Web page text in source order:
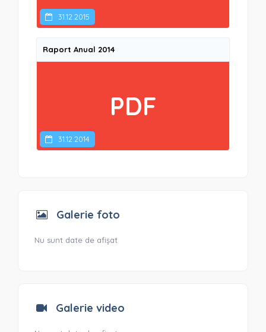
31.12.2015
Raport Anual 2014
PDF
31.12.2014
Galerie foto
Nu sunt date de afișat
Galerie video